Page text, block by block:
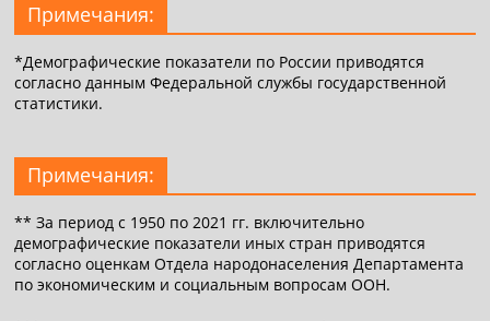
Примечания:
*Демографические показатели по России приводятся
согласно данным Федеральной службы государственной
статистики.
Примечания:
** За период с 1950 по 2021 гг. включительно
демографические показатели иных стран приводятся
согласно оценкам Отдела народонаселения Департамента
по экономическим и социальным вопросам ООН.